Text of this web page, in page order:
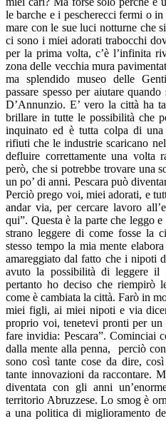
le barche e i pescherecci fermi o
mare con le sue luci notturne che
ci sono i miei adorati trabocchi
per la prima volta, c’è l’infinita
zona delle vecchia mura
ma splendido museo delle
passare spesso per aiutare
D’Annunzio. E’ vero la città ha
brillare in tutte le possibilità che
inquinato ed è tutta colpa di
rifiuti che le industrie scaricano
defluire correttamente una volta
però, che si potrebbe trovare una
un po’ di anni. Pescara può
Perciò prego voi, miei adorati, e
andar via, per cercare lavoro
qui”. Questa è la parte che leggo
strano leggere di come fosse la
stesso tempo la mia mente
amareggiato dal fatto che i nipoti
avuto la possibilità di leggere
pertanto ho deciso che riempirò
come è cambiata la città. Farò in
miei figli, ai miei nipoti e via
proprio voi, tenetevi pronti per
fare invidia: Pescara”. Cominciai
dalla mente alla penna, perciò
sono così tante cose da dire,
tante innovazioni da raccontare.
diventata con gli anni
territorio Abruzzese. Lo smog è
a una politica di miglioramento